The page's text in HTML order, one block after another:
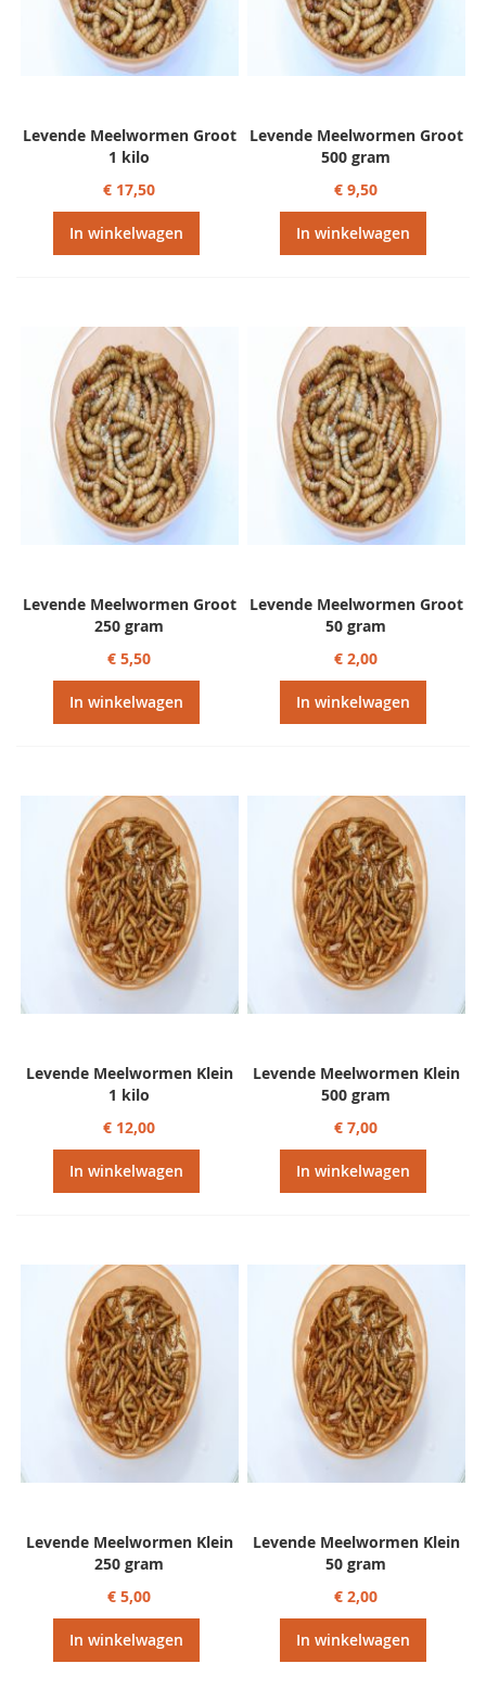
Levende Meelwormen Groot
1 kilo
€ 17,50
In winkelwagen
Levende Meelwormen Groot
500 gram
€ 9,50
In winkelwagen
Levende Meelwormen Groot
250 gram
€ 5,50
In winkelwagen
Levende Meelwormen Groot
50 gram
€ 2,00
In winkelwagen
Levende Meelwormen Klein
1 kilo
€ 12,00
In winkelwagen
Levende Meelwormen Klein
500 gram
€ 7,00
In winkelwagen
Levende Meelwormen Klein
250 gram
€ 5,00
In winkelwagen
Levende Meelwormen Klein
50 gram
€ 2,00
In winkelwagen